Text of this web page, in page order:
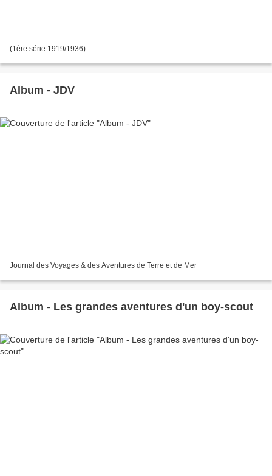
(1ère série 1919/1936)
Album - JDV
Journal des Voyages & des Aventures de Terre et de Mer
Album - Les grandes aventures d'un boy-scout